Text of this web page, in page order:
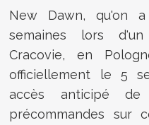
New Dawn, qu'on
semaines lors
Cracovie, en
officiellement le 5
accès anticipé
précommandes sur